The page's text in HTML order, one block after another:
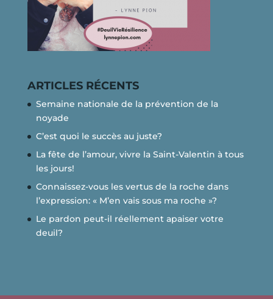
ARTICLES RÉCENTS
Semaine nationale de la prévention de la
noyade
C’est quoi le succès au juste?
La fête de l’amour, vivre la Saint-Valentin à tous
les jours!
Connaissez-vous les vertus de la roche dans
l’expression: « M’en vais sous ma roche »?
Le pardon peut-il réellement apaiser votre
deuil?